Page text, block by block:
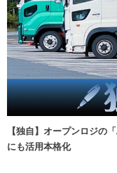
【独自】オープンロジの
にも活用本格化